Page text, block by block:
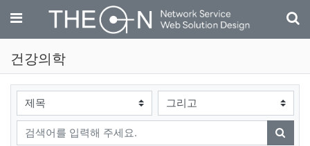
메뉴
건강의학
검색대상
검색어